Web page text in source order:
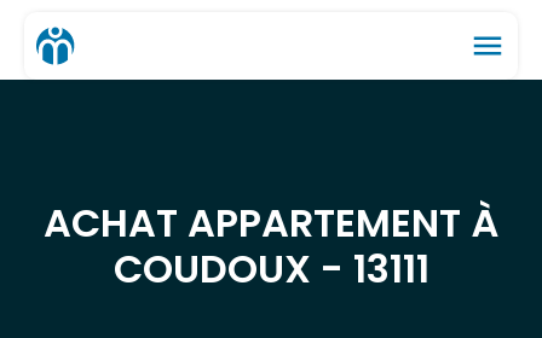
menu
ACHAT APPARTEMENT À
COUDOUX - 13111